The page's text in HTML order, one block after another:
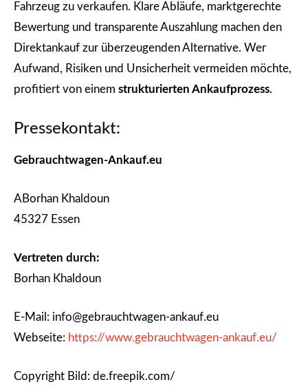
Fahrzeug zu verkaufen. Klare Abläufe, marktgerechte
Bewertung und transparente Auszahlung machen den
Direktankauf zur überzeugenden Alternative. Wer
Aufwand, Risiken und Unsicherheit vermeiden möchte,
profitiert von einem strukturierten Ankaufprozess.
Pressekontakt:
Gebrauchtwagen-Ankauf.eu
ABorhan Khaldoun
45327 Essen
Vertreten durch:
Borhan Khaldoun
E-Mail: info@gebrauchtwagen-ankauf.eu
Webseite: https://www.gebrauchtwagen-ankauf.eu/
Copyright Bild: de.freepik.com/